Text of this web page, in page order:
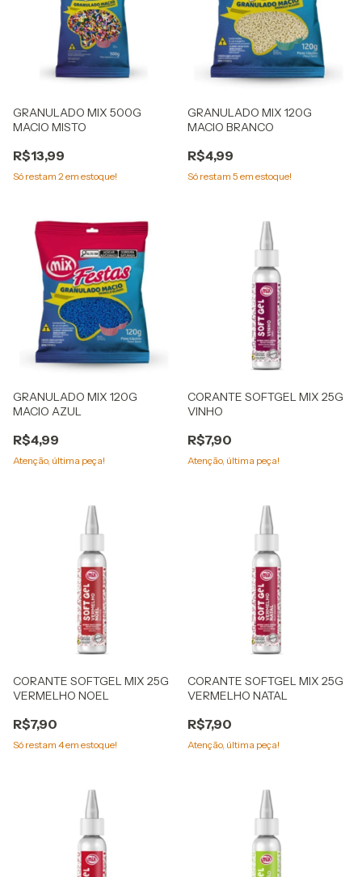
GRANULADO MIX 500G
MACIO MISTO
R$13,99
Só restam 2em estoque!
GRANULADO MIX 120G
MACIO BRANCO
R$4,99
Só restam 5 em estoque!
GRANULADO MIX 120G
MACIO AZUL
R$4,99
Atenção, última peça!
CORANTE SOFTGEL MIX 25G
VINHO
R$7,90
Atenção, última peça!
CORANTE SOFTGEL MIX 25G
VERMELHO NOEL
R$7,90
Só restam 4em estoque!
CORANTE SOFTGEL MIX 25G
VERMELHO NATAL
R$7,90
Atenção, última peça!